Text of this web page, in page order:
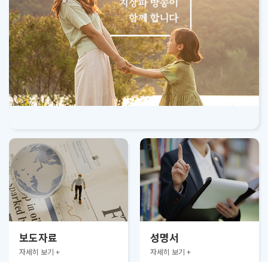
보도자료
자세히 보기 +
성명서
자세히 보기 +